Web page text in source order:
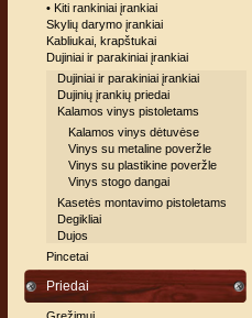
• Kiti rankiniai įrankiai
Skylių darymo įrankiai
Kabliukai, krapštukai
Dujiniai ir parakiniai įrankiai
Dujiniai ir parakiniai įrankiai
Dujinių įrankių priedai
Kalamos vinys pistoletams
Kalamos vinys dėtuvėse
Vinys su metaline poveržle
Vinys su plastikine poveržle
Vinys stogo dangai
Kasetės montavimo pistoletams
Degikliai
Dujos
Pincetai
Priedai